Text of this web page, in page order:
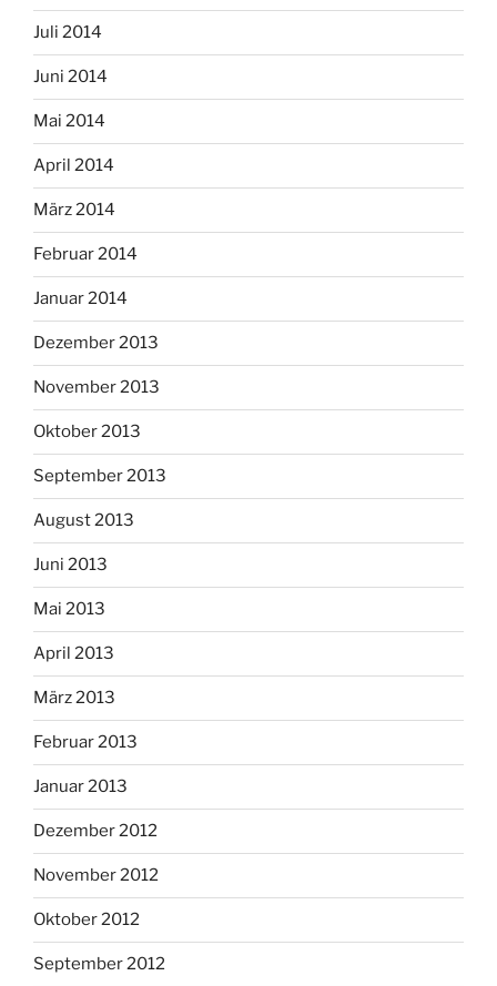
Juli 2014
Juni 2014
Mai 2014
April 2014
März 2014
Februar 2014
Januar 2014
Dezember 2013
November 2013
Oktober 2013
September 2013
August 2013
Juni 2013
Mai 2013
April 2013
März 2013
Februar 2013
Januar 2013
Dezember 2012
November 2012
Oktober 2012
September 2012